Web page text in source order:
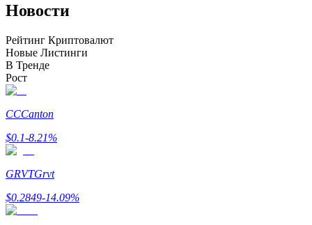
Анализ больших данных, включая торговую информацию
и т. д.
Новости
Рейтинг Криптовалют
Новые Листинги
В Тренде
Рост
CCCanton
$0.1-8.21%
GRVTGrvt
$0.2849-14.09%